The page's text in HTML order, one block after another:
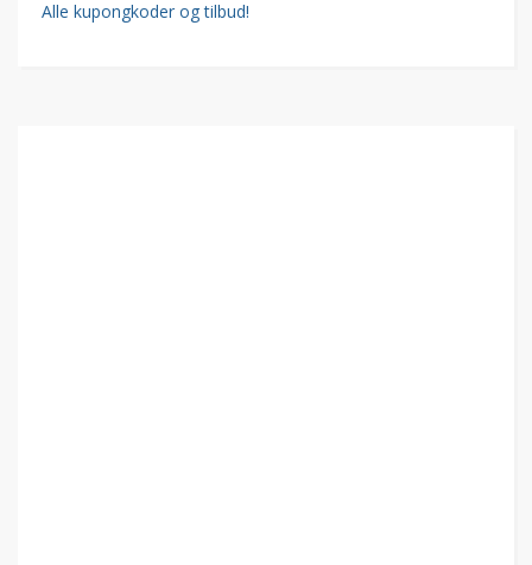
Alle kupongkoder og tilbud!